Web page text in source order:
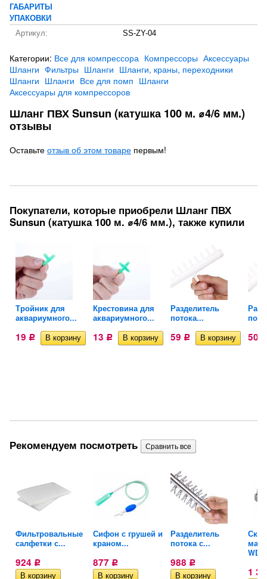
ГАБАРИТЫ
УПАКОВКИ
Артикул:
SS-ZY-04
Категории: Все для компрессора Компрессоры Аксессуары
Шланги Фильтры Шланги Шланги, краны, переходники
Шланги Шланги Все для помп Шланги
Аксессуары для компрессоров
Шланг ПВХ Sunsun (катушка 100 м. ⌀4/6 мм.)
отзывы
Оставьте отзыв об этом товаре первым!
Покупатели, которые приобрели Шланг ПВХ
Sunsun (катушка 100 м. ⌀4/6 мм.), также купили
Тройник для
аквариумного...
19 Р
Крестовина для
аквариумного...
13 Р
Разделитель
потока...
59 Р 50
Рекомендуем посмотреть
Фильтровальные
салфетки с...
924 Р
Сифон с грушей и
краном...
877 Р
Разделитель
потока с...
988 Р
WD...
1